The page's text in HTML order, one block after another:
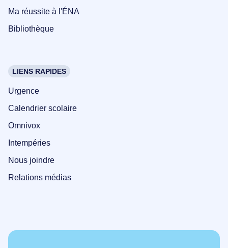
Ma réussite à l'ÉNA
Bibliothèque
LIENS RAPIDES
Urgence
Calendrier scolaire
Omnivox
Intempéries
Nous joindre
Relations médias